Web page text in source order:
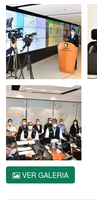
VER GALERIA